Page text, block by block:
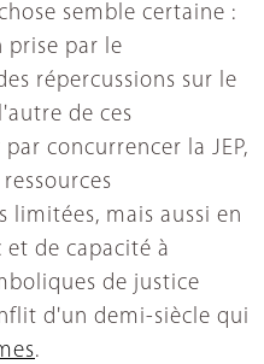
semble certaine :
prise par le
répercussions sur le
de ces
concurrencer la JEP,
limitées, mais aussi en
de capacité à
de justice
d'un demi-siècle qui
.